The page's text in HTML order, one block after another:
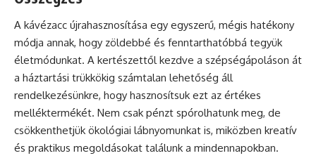
A kávézacc újrahasznosítása egy egyszerű, mégis hatékony
módja annak, hogy zöldebbé és fenntarthatóbbá tegyük
életmódunkat. A kertészettől kezdve a szépségápoláson át
a háztartási trükkökig számtalan lehetőség áll
rendelkezésünkre, hogy hasznosítsuk ezt az értékes
melléktermékét. Nem csak pénzt spórolhatunk meg, de
csökkenthetjük ökológiai lábnyomunkat is, miközben kreatív
és praktikus megoldásokat találunk a mindennapokban.